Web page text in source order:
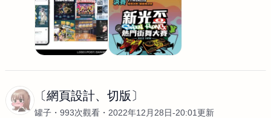
〔網頁設計、切版〕
罐子 993次觀看
2022年12月28日-20:01更新